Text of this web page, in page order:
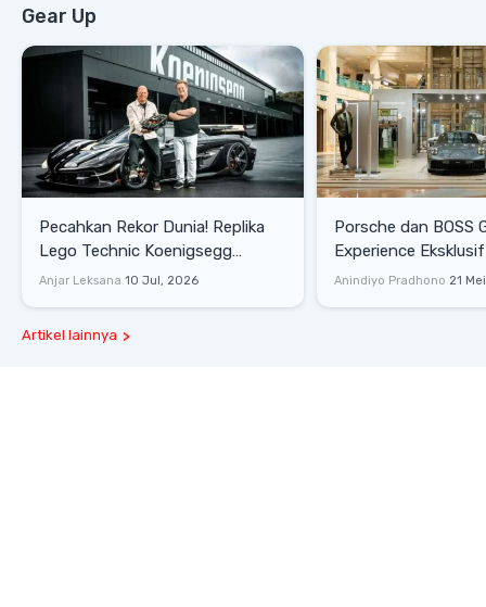
Gear Up
Pecahkan Rekor Dunia! Replika
Lego Technic Koenigsegg
Sadair's Spear Ukuran Asli Sukses
Anjar Leksana 10 Jul, 2026
Porsche dan BOSS
Experience
Senayan, Hadirkan
Anindiyo Pradhono 21
Artikel lainnya